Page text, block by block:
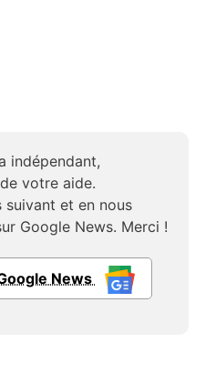
indépendant,
votre aide.
suivant et en nous
Google News. Merci !
News